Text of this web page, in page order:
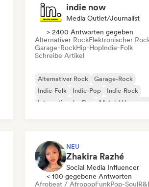
indie now
Media Outlet/Journalist
> 2400 Antworten gegeben
Alternativer RockElektronischer
Garage-RockHip-HopIndie-Folk
Schreibe Artikel
Alternativer Rock
Garage-Rock
Indie-Folk
Indie-Pop
Indie-Rock
Internationaler Rap
Metal / Heavy
NEU
Zhakira Razhé
Social Media Influencer
< 100 gegebene Antworten
Afrobeat / AfropopFunkPop-Soul